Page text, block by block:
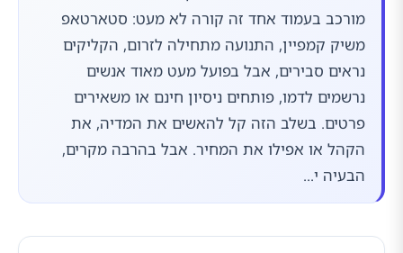
מורכב בעמוד אחד זה קורה לא מעט: סטארטאפ
משיק קמפיין, התנועה מתחילה לזרום, הקליקים
נראים סבירים, אבל בפועל מעט מאוד אנשים
נרשמים לדמו, פותחים ניסיון חינם או משאירים
פרטים. בשלב הזה קל להאשים את המדיה, את
הקהל או אפילו את המחיר. אבל בהרבה מקרים,
הבעיה י...